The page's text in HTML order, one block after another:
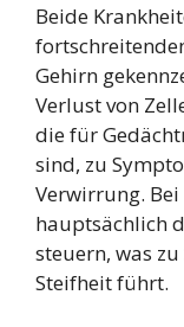
Beide
Gehirn
Verlust von
die für
sind, zu
Verwirrung.
hauptsächlich
steuern, was
Steifheit führt.